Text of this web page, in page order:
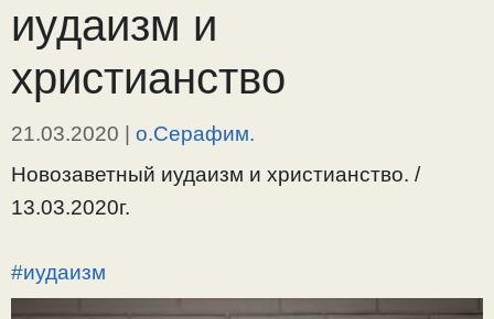
иудаизм и
христианство
21.03.2020 | о.Серафим.
Новозаветный иудаизм и христианство. /
13.03.2020г.
#иудаизм
Видеоплеер